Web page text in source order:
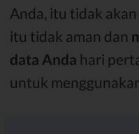
Anda, itu tidak
itu tidak aman dan
data Anda hari
untuk